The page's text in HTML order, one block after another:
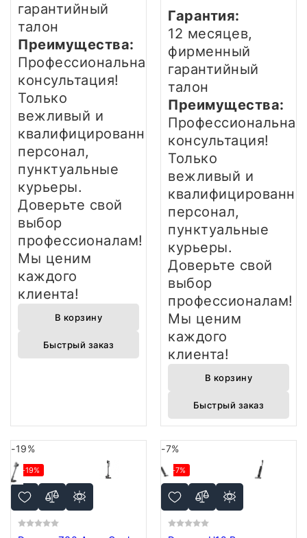
гарантийный
талон
Преимущества:
Профессиональная
консультация!
Только
вежливый и
квалифицированный
персонал,
пунктуальные
курьеры.
Доверьте свой
выбор
профессионалам!
Мы ценим
каждого
клиента!
В корзину
Быстрый заказ
Гарантия:
12 месяцев,
фирменный
гарантийный
талон
Преимущества:
Профессиональная
консультация!
Только
вежливый и
персонал,
пунктуальные
курьеры.
Доверьте свой
выбор
профессионалам!
Мы ценим
каждого
клиента!
В корзину
Быстрый заказ
-19%
-19%
-7%
-7%